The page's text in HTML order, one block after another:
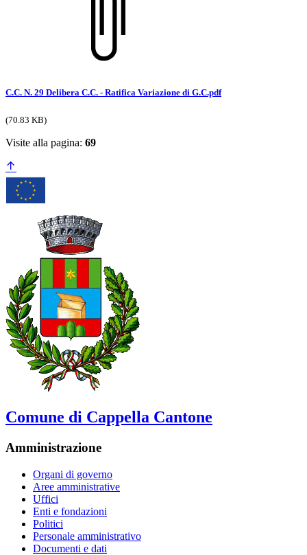
C.C. N. 29 Delibera C.C. - Ratifica Variazione di G.C.pdf
(70.83 KB)
Visite alla pagina: 69
Comune di Cappella Cantone
Amministrazione
Organi di governo
Aree amministrative
Uffici
Enti e fondazioni
Politici
Personale amministrativo
Documenti e dati